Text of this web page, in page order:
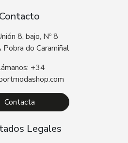
Contacto
8, bajo, Nº 8
do Caramiñal
+34
Contacta
Legales